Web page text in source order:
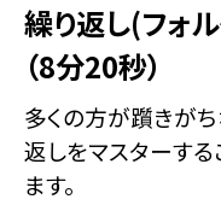
繰り返し(フォ
（8分20秒）
多くの方が躓きがち
返しをマスターす
ます。